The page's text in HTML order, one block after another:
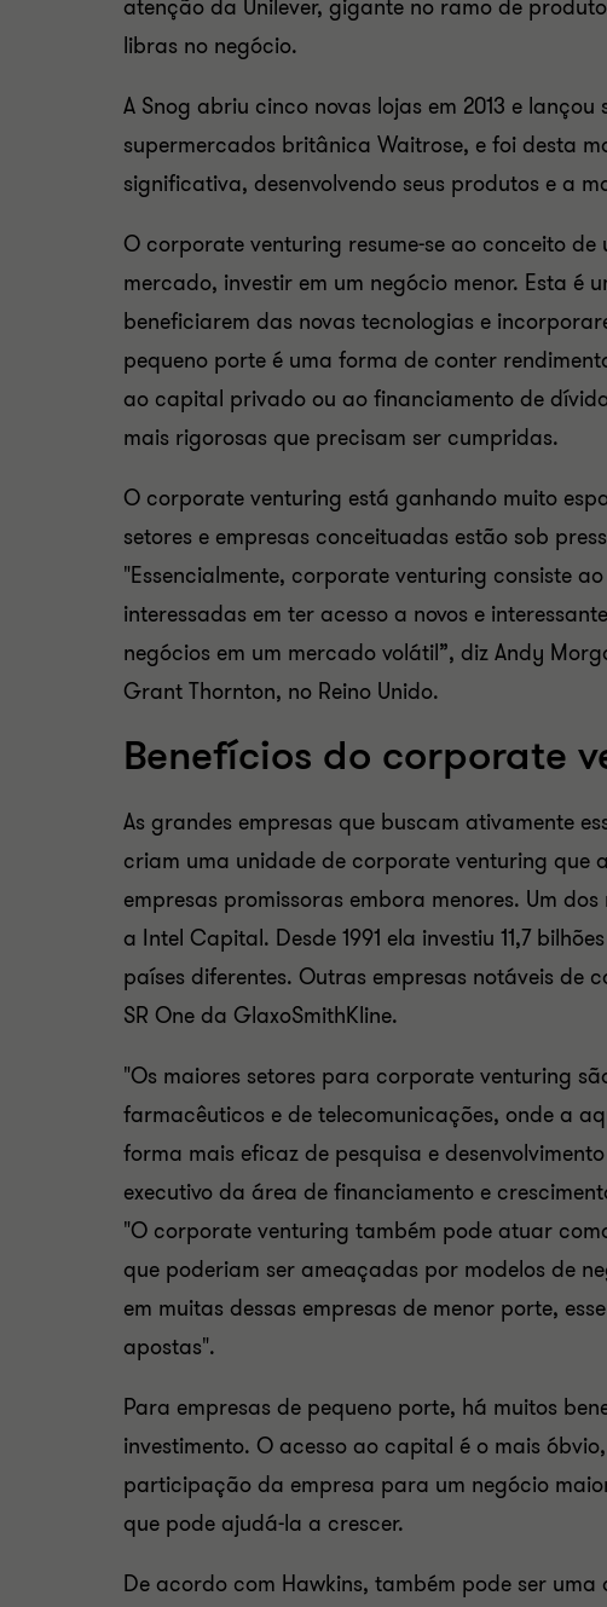
atenção da Unilever, gigante no ramo de
libras no negócio.
A Snog abriu cinco novas lojas em 2013 e
supermercados britânica Waitrose, e foi desta
significativa, desenvolvendo seus produtos e a
O corporate venturing resume-se ao conceito
mercado, investir em um negócio menor. Esta é
beneficiarem das novas tecnologias e
pequeno porte é uma forma de conter
ao capital privado ou ao financiamento de
mais rigorosas que precisam ser cumpridas.
O corporate venturing está ganhando muito
setores e empresas conceituadas estão sob
"Essencialmente, corporate venturing consiste
interessadas em ter acesso a novos e
negócios em um mercado volátil”, diz Andy
Grant Thornton, no Reino Unido.
Benefícios do corporate
As grandes empresas que buscam ativamente
criam uma unidade de corporate venturing que
empresas promissoras embora menores. Um dos
a Intel Capital. Desde 1991 ela investiu 11,7
países diferentes. Outras empresas notáveis de
SR One da GlaxoSmithKline.
"Os maiores setores para corporate venturing
farmacêuticos e de telecomunicações, onde a
forma mais eficaz de pesquisa e
executivo da área de financiamento e
"O corporate venturing também pode atuar
que poderiam ser ameaçadas por modelos de
em muitas dessas empresas de menor porte,
apostas".
Para empresas de pequeno porte, há muitos
investimento. O acesso ao capital é o mais
participação da empresa para um negócio
que pode ajudá-la a crescer.
De acordo com Hawkins, também pode ser